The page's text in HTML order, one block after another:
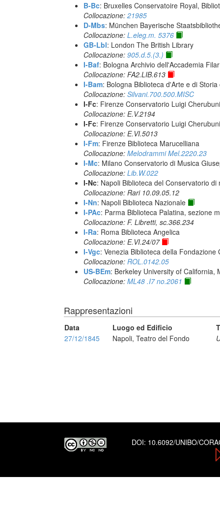
B-Bc: Bruxelles Conservatoire Royal,
Collocazione: 21985
D-Mbs: München Bayerische
Collocazione: L.eleg.m. 5376
GB-Lbl: London The British Library
Collocazione: 905.d.5.(3.)
I-Baf: Bologna Archivio dell'Accademia
Collocazione: FA2.LIB.613
I-Bam: Bologna Biblioteca d'Arte e di
Collocazione: Silvani.700.500.MISC
I-Fc: Firenze Conservatorio Luigi Cherubuni
Collocazione: E.V.2194
I-Fc: Firenze Conservatorio Luigi Cherubuni
Collocazione: E.VI.5013
I-Fm: Firenze Biblioteca Marucelliana
Collocazione: Melodrammi Mel.2220.23
I-Mc: Milano Conservatorio di Musica
Collocazione: Lib.W.022
I-Nc: Napoli Biblioteca del Conservatorio
Collocazione: Rari 10.09.05.12
I-Nn: Napoli Biblioteca Nazionale
I-PAc: Parma Biblioteca Palatina, sezione
Collocazione: F. Libretti, sc.366.234
I-Ra: Roma Biblioteca Angelica
Collocazione: E.VI.24/07
I-Vgc: Venezia Biblioteca della Fondazione
Collocazione: ROL.0142.05
US-BEm: Berkeley University of California,
Collocazione: ML48 .I7 no.2061
Rappresentazioni
Data Luogo ed Edificio
27/12/1845
Napoli, Teatro del Fondo
DOI: 10.6092/UNIBO/